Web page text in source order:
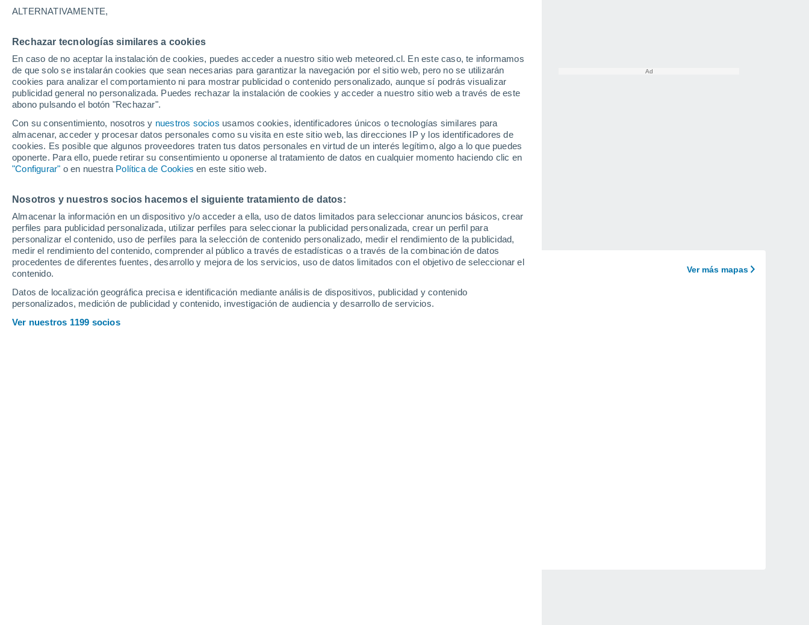
ALTERNATIVAMENTE,
Rechazar tecnologías similares a cookies
En caso de no aceptar la instalación de cookies, puedes acceder a nuestro sitio web meteored.cl. En este caso, te informamos
de que solo se instalarán cookies que sean necesarias para garantizar la navegación por el sitio web, pero no se utilizarán
cookies para analizar el comportamiento ni para mostrar publicidad o contenido personalizado, aunque sí podrás visualizar
publicidad general no personalizada. Puedes rechazar la instalación de cookies y acceder a nuestro sitio web a través de este
abono pulsando el botón "Rechazar".
Con su consentimiento, nosotros y nuestros socios usamos cookies, identificadores únicos o tecnologías similares para
almacenar, acceder y procesar datos personales como su visita en este sitio web, las direcciones IP y los identificadores de
cookies. Es posible que algunos proveedores traten tus datos personales en virtud de un interés legítimo, algo a lo que puedes
oponerte. Para ello, puede retirar su consentimiento u oponerse al tratamiento de datos en cualquier momento haciendo clic en
"Configurar" o en nuestra Política de Cookies en este sitio web.
Nosotros y nuestros socios hacemos el siguiente tratamiento de datos:
Almacenar la información en un dispositivo y/o acceder a ella, uso de datos limitados para seleccionar anuncios básicos, crear
perfiles para publicidad personalizada, utilizar perfiles para seleccionar la publicidad personalizada, crear un perfil para
personalizar el contenido, uso de perfiles para la selección de contenido personalizado, medir el rendimiento de la publicidad,
medir el rendimiento del contenido, comprender al público a través de estadísticas o a través de la combinación de datos
procedentes de diferentes fuentes, desarrollo y mejora de los servicios, uso de datos limitados con el objetivo de seleccionar el
contenido.
Datos de localización geográfica precisa e identificación mediante análisis de dispositivos, publicidad y contenido
personalizados, medición de publicidad y contenido, investigación de audiencia y desarrollo de servicios.
Ver nuestros 1199 socios
18/12/2026
Parte de nieve hoy
Pistas por dificultad 0 2 5 1
Kilómetros esquiables 0 / 10
Remontes 0 / 4
Espesor de nieve en la base 0 cm
Espesor de nieve en la parte superior -
Profundidad de nieve Ver más mapas